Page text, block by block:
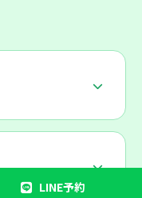
LINE予約